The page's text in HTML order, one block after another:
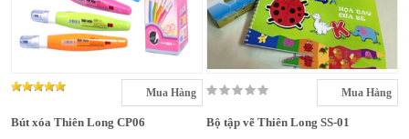
Mua Hàng
Bút xóa Thiên Long CP06
Mua Hàng
Bộ tập vẽ Thiên Long SS-01